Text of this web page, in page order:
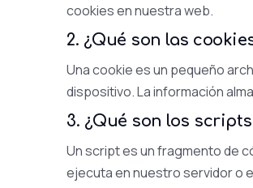
cookies en nuestra web.
2. ¿Qué son las
Una cookie es un pequeño
dispositivo. La información
3. ¿Qué son los
Un script es un fragmento de
ejecuta en nuestro servidor o